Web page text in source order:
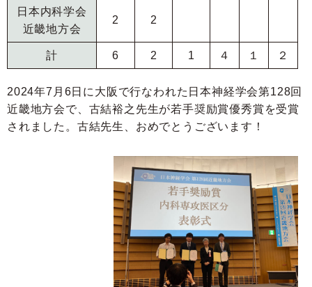
日本内科学会
近畿地方会
2 2
計 6 2 1 ４ １ ２
2024年7月6日に大阪で行なわれた日本神経学会第128回
近畿地方会で、古結裕之先生が若手奨励賞優秀賞を受賞
されました。古結先生、おめでとうございます！